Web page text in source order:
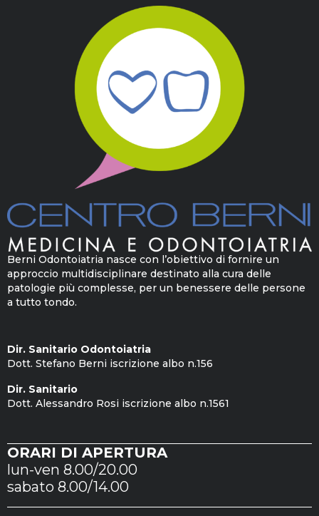
Berni Odontoiatria nasce con l’obiettivo di fornire un
approccio multidisciplinare destinato alla cura delle
patologie più complesse, per un benessere delle persone
a tutto tondo.
Dir. Sanitario Odontoiatria
Dott. Stefano Berni iscrizione albo n.156
Dir. Sanitario
Dott. Alessandro Rosi iscrizione albo n.1561
ORARI DI APERTURA
lun-ven 8.00/20.00
sabato 8.00/14.00